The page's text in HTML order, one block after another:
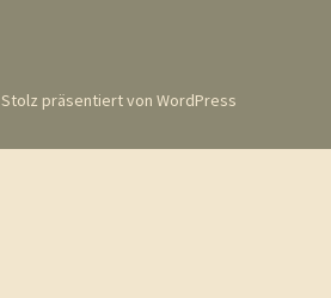
Stolz präsentiert von WordPress